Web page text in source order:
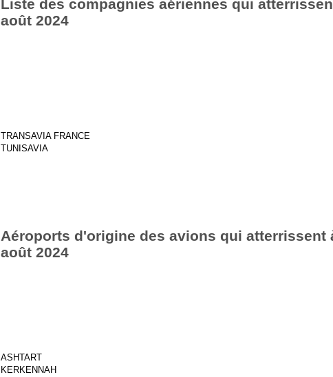
Liste des compagnies aériennes qui
août 2024
TRANSAVIA FRANCE
TUNISAVIA
Aéroports d'origine des avions qui atterrissent
août 2024
ASHTART
KERKENNAH